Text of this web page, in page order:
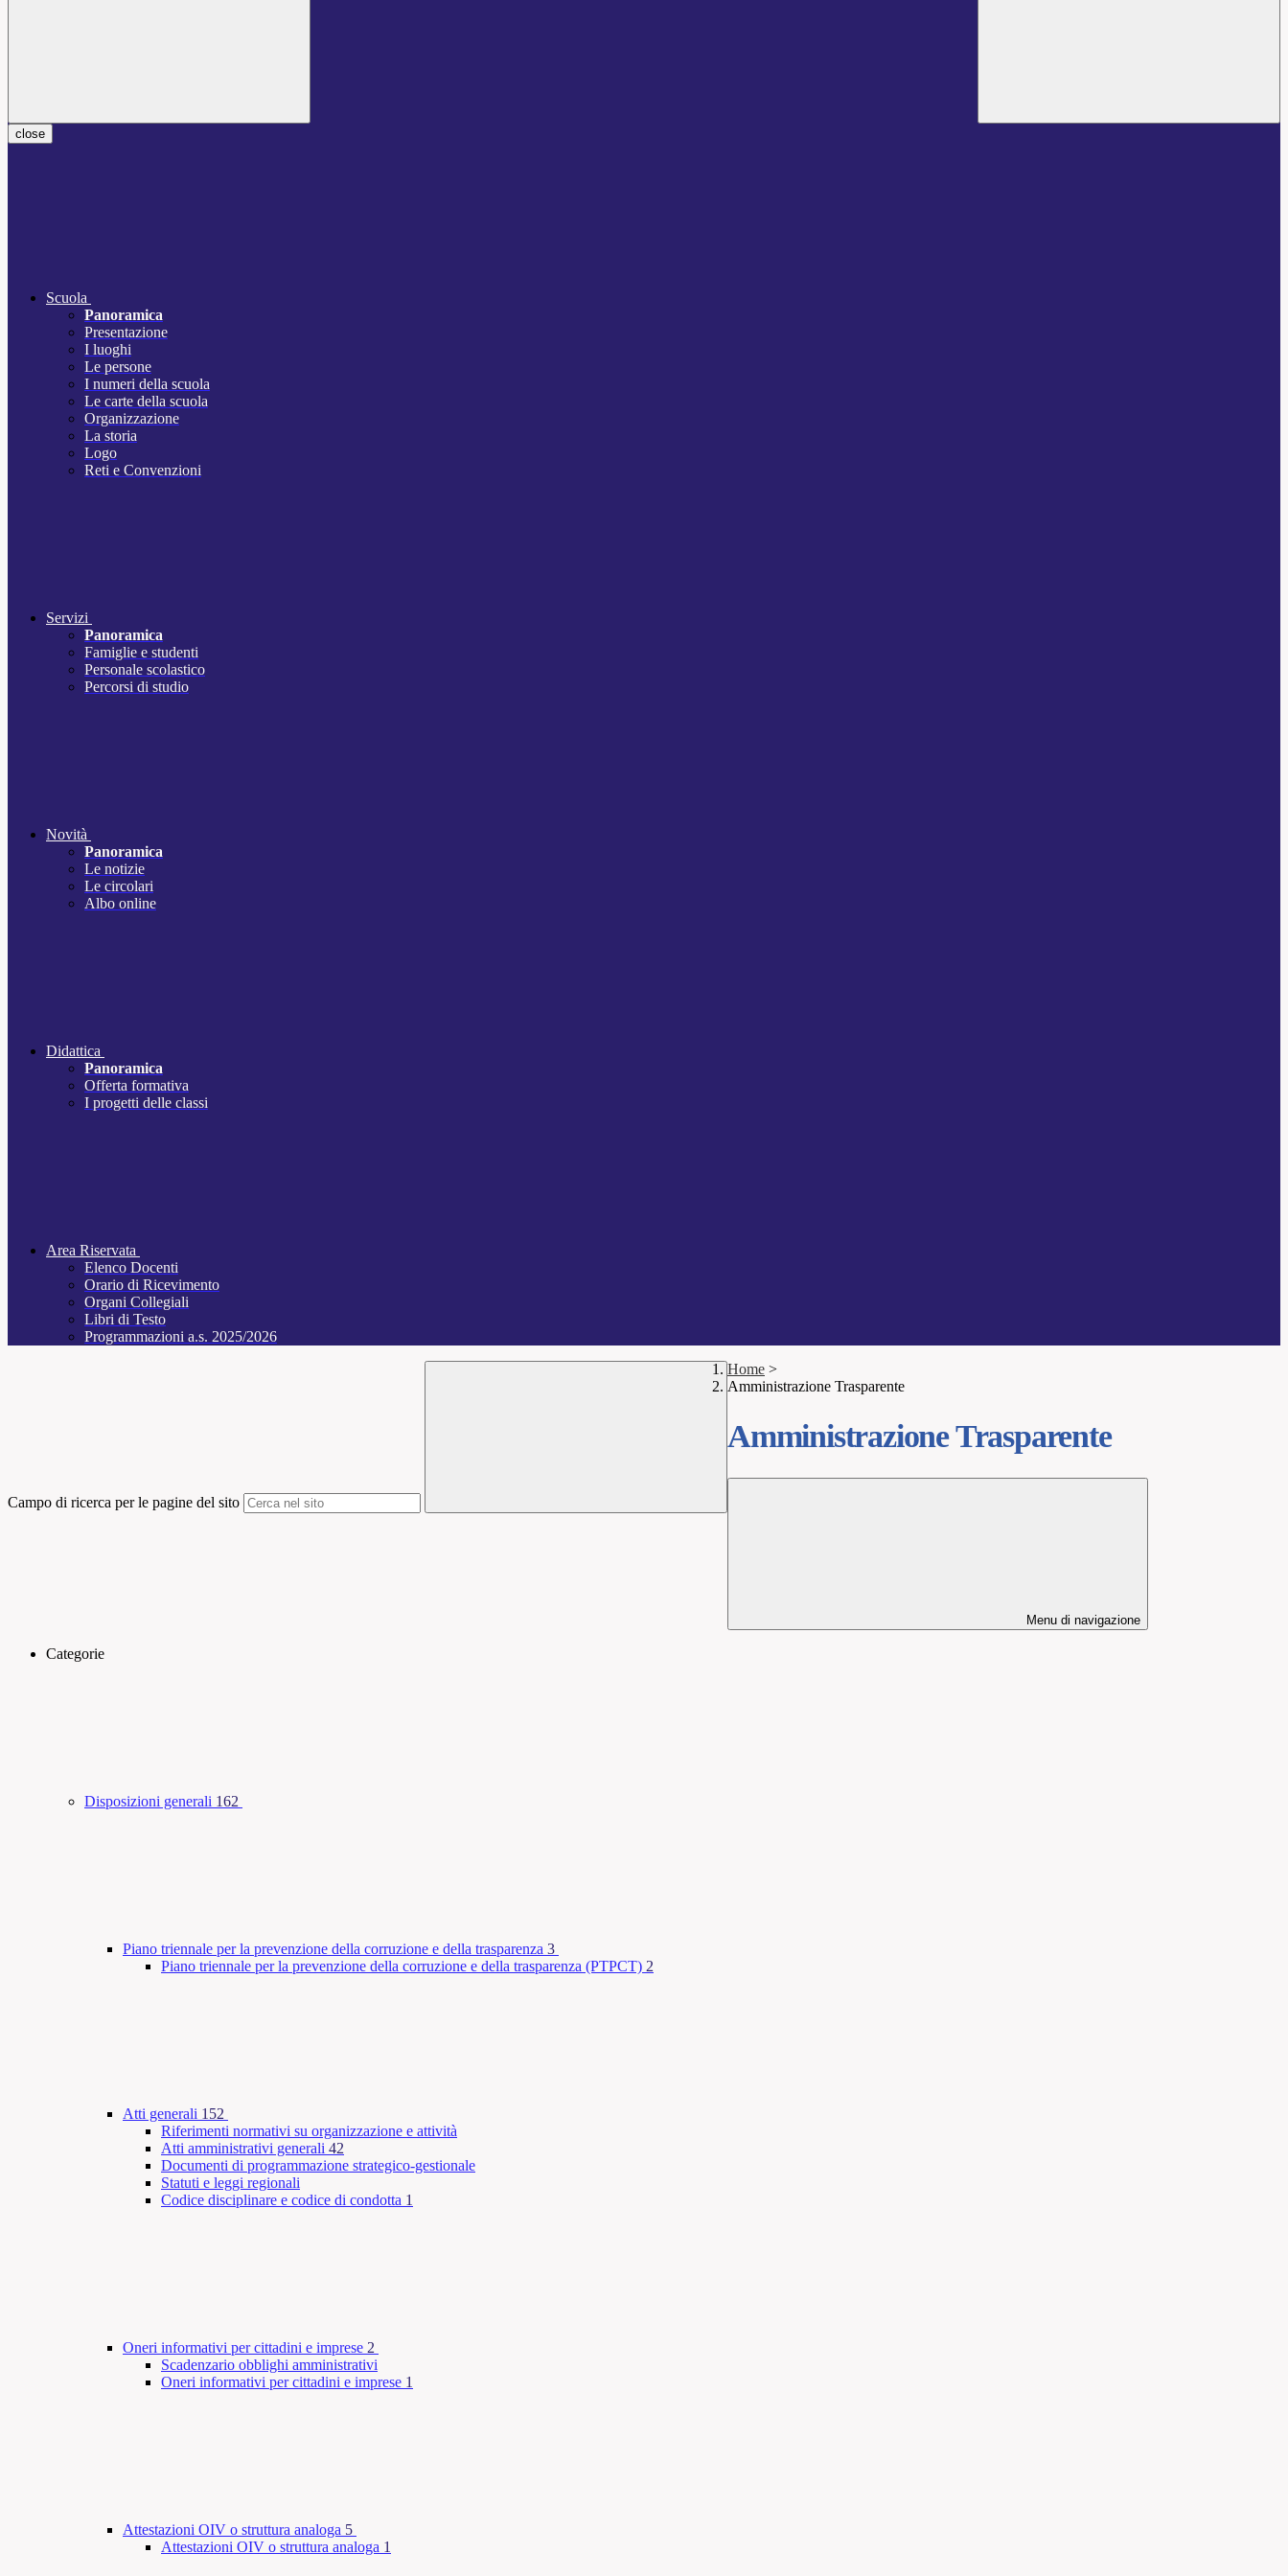
close
Scuola
Panoramica
Presentazione
I luoghi
Le persone
I numeri della scuola
Le carte della scuola
Organizzazione
La storia
Logo
Reti e Convenzioni
Servizi
Panoramica
Famiglie e studenti
Personale scolastico
Percorsi di studio
Novità
Panoramica
Le notizie
Le circolari
Albo online
Didattica
Panoramica
Offerta formativa
I progetti delle classi
Area Riservata
Elenco Docenti
Orario di Ricevimento
Organi Collegiali
Libri di Testo
Programmazioni a.s. 2025/2026
Campo di ricerca per le pagine del sito
Home >
Amministrazione Trasparente
Amministrazione Trasparente
Menu di navigazione
Categorie
Disposizioni generali 162
Piano triennale per la prevenzione della corruzione e della trasparenza 3
Piano triennale per la prevenzione della corruzione e della trasparenza (PTPCT) 2
Atti generali 152
Riferimenti normativi su organizzazione e attività
Atti amministrativi generali 42
Documenti di programmazione strategico-gestionale
Statuti e leggi regionali
Codice disciplinare e codice di condotta 1
Oneri informativi per cittadini e imprese 2
Scadenzario obblighi amministrativi
Oneri informativi per cittadini e imprese 1
Attestazioni OIV o struttura analoga 5
Attestazioni OIV o struttura analoga 1